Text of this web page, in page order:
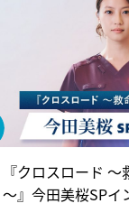
『クロスロード
～』今田美桜SP